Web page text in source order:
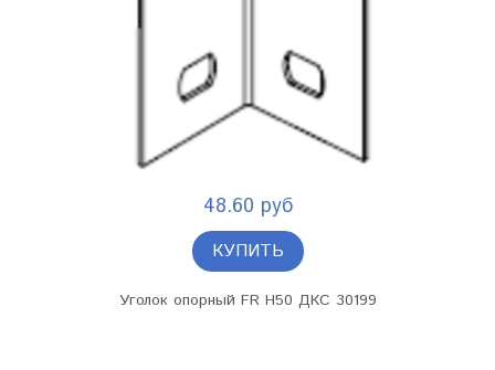
48.60 руб
КУПИТЬ
Уголок опорный FR H50 ДКС 30199